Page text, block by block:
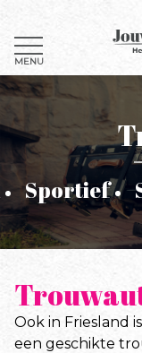
MENU
Sportief
Ook in Friesland
een geschikte